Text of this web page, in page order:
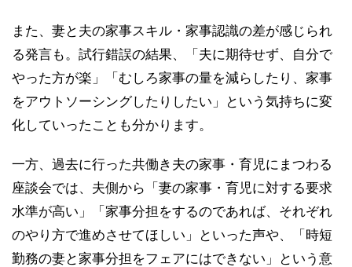
また、妻と夫の家事スキル・家事認識の差が感じられ
る発言も。試行錯誤の結果、「夫に期待せず、自分で
やった方が楽」「むしろ家事の量を減らしたり、家事
をアウトソーシングしたりしたい」という気持ちに変
化していったことも分かります。
一方、過去に行った共働き夫の家事・育児にまつわる
座談会では、夫側から「妻の家事・育児に対する要求
水準が高い」「家事分担をするのであれば、それぞれ
のやり方で進めさせてほしい」といった声や、「時短
勤務の妻と家事分担をフェアにはできない」という意